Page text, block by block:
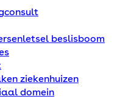
beslisboom
ziekenhuizen
domein